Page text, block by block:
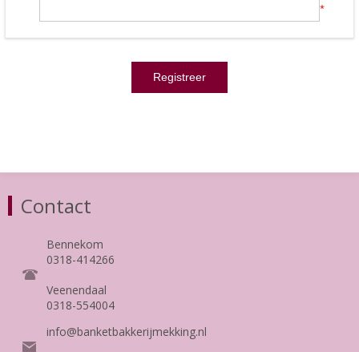
*
Contact
Bennekom
0318-414266
Veenendaal
0318-554004
info@banketbakkerijmekking.nl